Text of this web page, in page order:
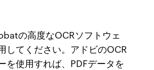
の高度なOCRソフトウェ
してください。アドビのOCR
を使用すれば、PDFデータを